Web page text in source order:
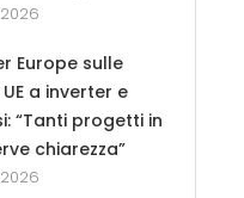
Europe sulle
a inverter e
“Tanti progetti in
chiarezza”